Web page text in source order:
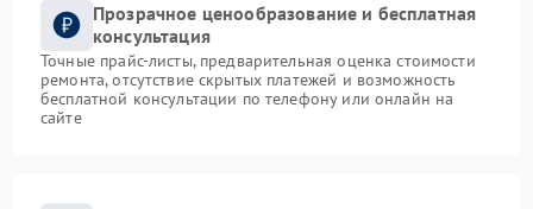
Прозрачное ценообразование и бесплатная
консультация
Точные прайс-листы, предварительная оценка стоимости
ремонта, отсутствие скрытых платежей и возможность
бесплатной консультации по телефону или онлайн на
сайте